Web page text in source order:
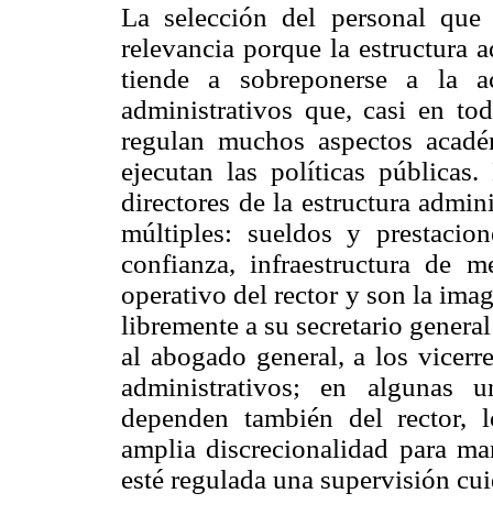
La selección del personal
relevancia porque la estructura
tiende a sobreponerse a la
administrativos que, casi en
regulan muchos aspectos
ejecutan las políticas
directores de la estructura
múltiples: sueldos y
confianza, infraestructura de
operativo del rector y son la
libremente a su secretario
al abogado general, a los
administrativos; en algunas
dependen también del rector,
amplia discrecionalidad para
esté regulada una supervisión